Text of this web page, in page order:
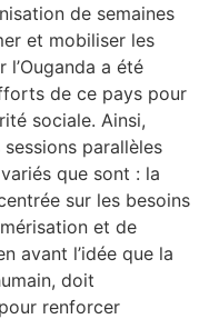
de semaines
et mobiliser les
l’Ouganda a été
de ce pays pour
sociale. Ainsi,
parallèles
que sont : la
sur les besoins
et de
avant l’idée que la
doit
renforcer